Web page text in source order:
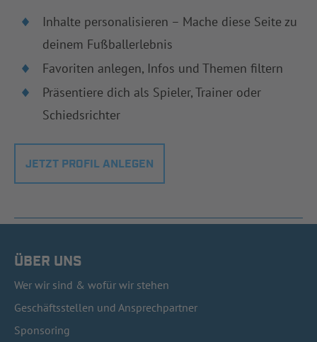
Inhalte personalisieren – Mache diese Seite zu
deinem Fußballerlebnis
Favoriten anlegen, Infos und Themen filtern
Präsentiere dich als Spieler, Trainer oder
Schiedsrichter
JETZT PROFIL ANLEGEN
ÜBER UNS
Wer wir sind & wofür wir stehen
Geschäftsstellen und Ansprechpartner
Sponsoring